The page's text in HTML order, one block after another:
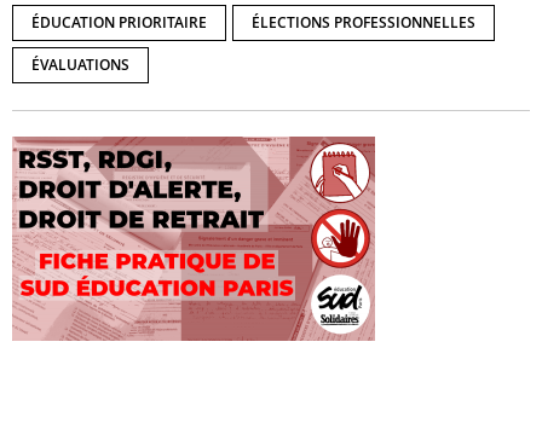
ÉDUCATION PRIORITAIRE ÉLECTIONS PROFESSIONNELLES
ÉVALUATIONS